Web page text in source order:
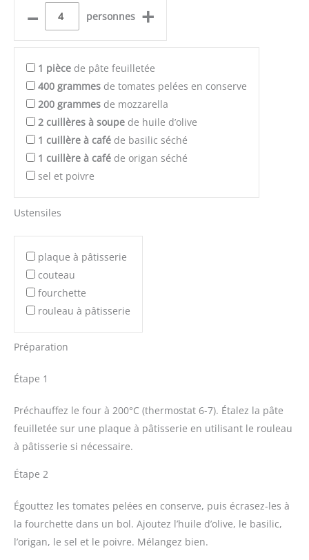
– personnes +
1 pièce de pâte feuilletée
400 grammes de tomates pelées en conserve
200 grammes de mozzarella
2 cuillères à soupe de huile d’olive
1 cuillère à café de basilic séché
1 cuillère à café de origan séché
sel et poivre
Ustensiles
plaque à pâtisserie
couteau
fourchette
rouleau à pâtisserie
Préparation
Étape 1
Préchauffez le four à 200°C (thermostat 6-7). Étalez la pâte
feuilletée sur une plaque à pâtisserie en utilisant le rouleau
à pâtisserie si nécessaire.
Étape 2
Égouttez les tomates pelées en conserve, puis écrasez-les à
la fourchette dans un bol. Ajoutez l’huile d’olive, le basilic,
l’origan, le sel et le poivre. Mélangez bien.